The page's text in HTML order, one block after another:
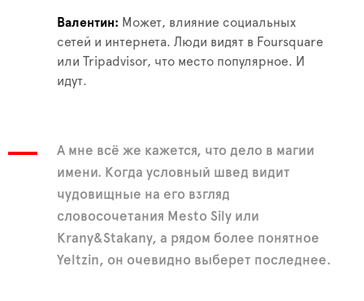
Валентин
Может, влияние социальных
сетей и интернета. Люди видят в Foursquare
или Tripadvisor, что место популярное. И
идут.
А мне всё же кажется, что дело в магии
имени. Когда условный швед видит
чудовищные на его взгляд
словосочетания Mesto Sily или
Krany&Stakany, а рядом более понятное
Yeltzin, он очевидно выберет последнее.